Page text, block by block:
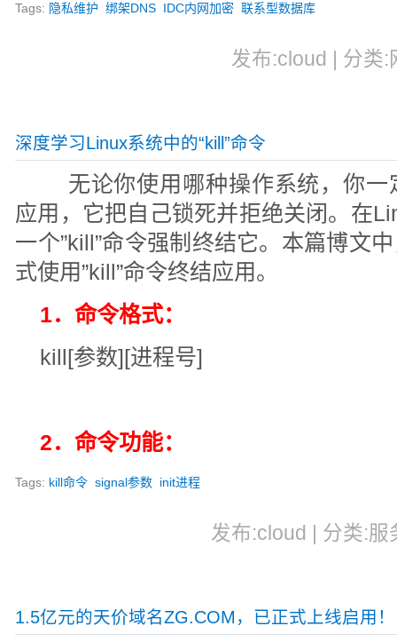
Tags: 隐私维护 绑架DNS IDC内网加密 联系型数据库
发布:cloud | 分类:
深度学习Linux系统中的“kill”命令
无论你使用哪种操作系统，你一
应用，它把自己锁死并拒绝关闭。在
一个”kill”命令强制终结它。本篇博文
式使用”kill”命令终结应用。
1．命令格式：
kill[参数][进程号]
2．命令功能：
Tags: kill命令 signal参数 init进程
发布:cloud | 分类:服
1.5亿元的天价域名ZG.COM，已正式上线启用！